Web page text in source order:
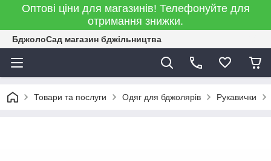
Оптові ціни для магазинів! Телефонуйте для
отримання знижки.
БджолоСад магазин бджільництва
Товари та послуги Одяг для бджолярів Рукавички